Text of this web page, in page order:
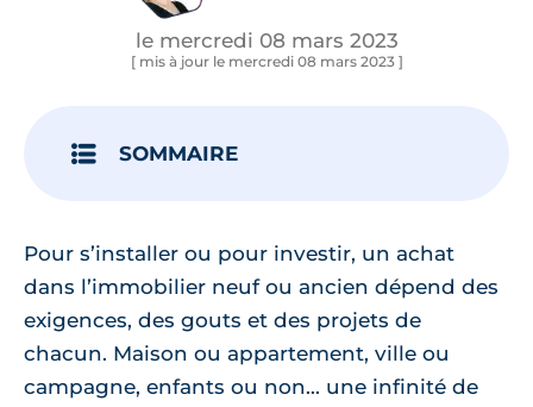
le mercredi 08 mars 2023
[ mis à jour le mercredi 08 mars 2023 ]
SOMMAIRE
Pour s’installer ou pour investir, un achat
dans l’immobilier neuf ou ancien dépend des
exigences, des gouts et des projets de
chacun. Maison ou appartement, ville ou
campagne, enfants ou non... une infinité de